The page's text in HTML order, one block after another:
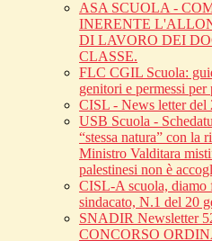
ASA SCUOLA -
INERENTE
DI LAVORO DEI
CLASSE.
FLC CGIL Scuola:
genitori e permessi
CISL - News letter del
USB Scuola -
“stessa natura” con la
Ministro Valditara
palestinesi non è
CISL-A scuola, diamo
sindacato, N.1 del 20
SNADIR Newsletter
CONCORSO